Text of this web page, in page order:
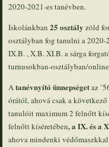
2020-2021-es tanévben.
Iskolánkban25 osztály zöld
osztályban fog tanulni a
IX.B. , X.B. XI.B. a sárga
turnusokban-osztályban/
Atanévnyítóünnepségetaz
órától, ahová csak a
tanulóit maximum 2 felnőtt
felnőtt kíséretében, a IX. és a
ahova mindenki